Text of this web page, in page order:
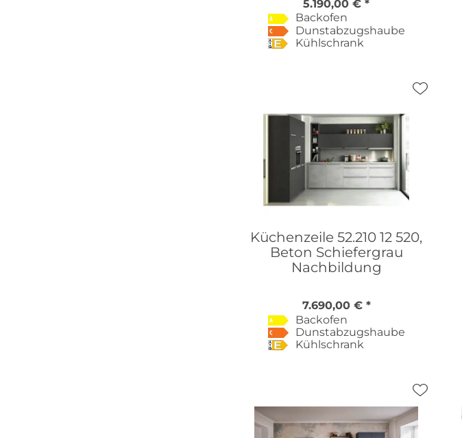
5.190,00 € *
Backofen
Dunstabzugshaube
Kühlschrank
Küchenzeile 52.210 12 520,
Beton Schiefergrau
Nachbildung
7.690,00 € *
Backofen
Dunstabzugshaube
Kühlschrank